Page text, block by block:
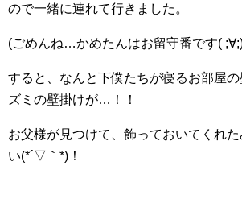
ので一緒に連れて行きました。
(ごめんね…かめたんはお留守番です(
すると、なんと下僕たちが寝るお部屋
ズミの壁掛けが…！！
お父様が見つけて、飾っておいてくれ
い(*´▽｀*)！